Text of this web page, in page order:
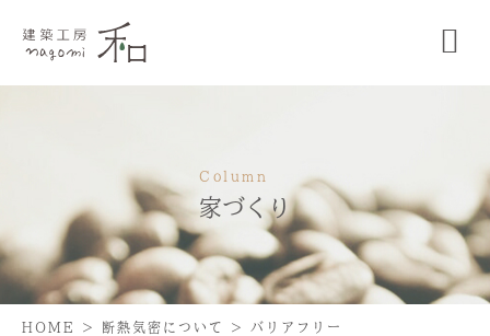
Column
家づくり
HOME > 断熱気密について > バリアフリー